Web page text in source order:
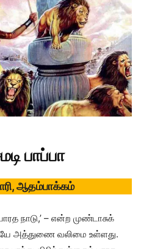
பாப்பா
ஆதம்பாக்கம்
நாடு,’ – என்ற முண்டாசுக்
அத்துணை வலிமை உள்ளது.